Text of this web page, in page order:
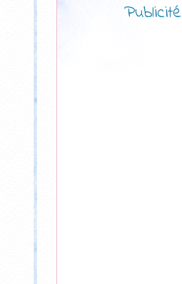
Publicité